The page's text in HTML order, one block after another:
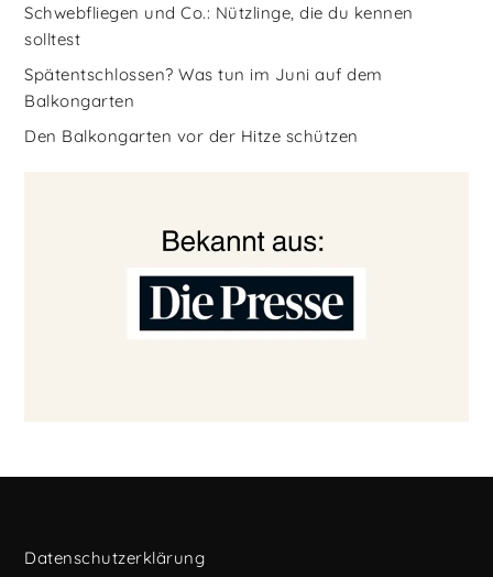
Schwebfliegen und Co.: Nützlinge, die du kennen
solltest
Spätentschlossen? Was tun im Juni auf dem
Balkongarten
Den Balkongarten vor der Hitze schützen
Datenschutzerklärung